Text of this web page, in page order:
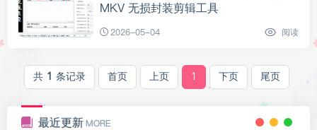
MKV 无损封装剪辑工具
2026-05-04 阅读
共 1 条记录 首页 上页 1 下页 尾页
最近更新 MORE